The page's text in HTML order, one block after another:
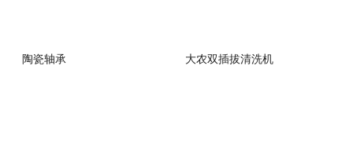
陶瓷轴承 大农双插拔清洗机